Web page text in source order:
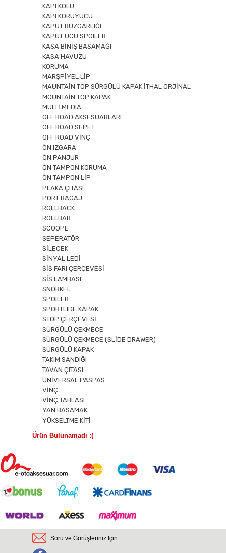
KAPI KOLU
KAPI KORUYUCU
KAPUT RÜZGARLIĞI
KAPUT UCU SPOILER
KASA BİNİŞ BASAMAĞI
KASA HAVUZU
KORUMA
MARŞPİYEL LİP
MAUNTAİN TOP SÜRGÜLÜ KAPAK İTHAL ORJİNAL
MOUNTAİN TOP KAPAK
MULTİ MEDIA
OFF ROAD AKSESUARLARI
OFF ROAD SEPET
OFF ROAD VİNÇ
ÖN IZGARA
ÖN PANJUR
ÖN TAMPON KORUMA
ÖN TAMPON LİP
PLAKA ÇITASI
PORT BAGAJ
ROLLBACK
ROLLBAR
SCOOPE
SEPERATÖR
SİLECEK
SİNYAL LEDİ
SİS FARI ÇERÇEVESİ
SİS LAMBASI
SNORKEL
SPOILER
SPORTLIDE KAPAK
STOP ÇERÇEVESİ
SÜRGÜLÜ ÇEKMECE
SÜRGÜLÜ ÇEKMECE (SLİDE DRAWER)
SÜRGÜLÜ KAPAK
TAKIM SANDIĞI
TAVAN ÇITASI
ÜNİVERSAL PASPAS
VİNÇ
VİNÇ TABLASI
YAN BASAMAK
YÜKSELTME KİTİ
Ürün Bulunamadı :(
Soru ve Görüşleriniz İçin...